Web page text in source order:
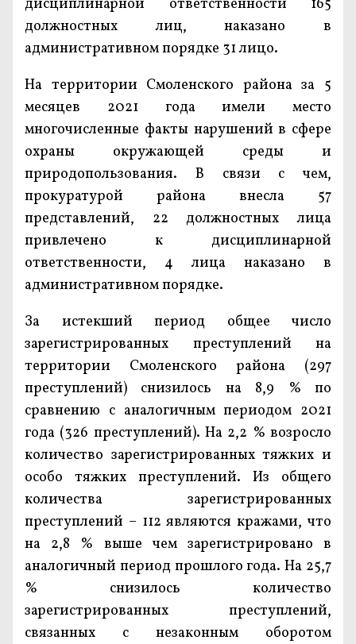
дисциплинарной ответственности 165
должностных лиц, наказано в
административном порядке 31 лицо.
На территории Смоленского района за 5
месяцев 2021 года имели место
многочисленные факты нарушений в сфере
охраны окружающей среды и
природопользования. В связи с чем,
прокуратурой района внесла 57
представлений, 22 должностных лица
привлечено к дисциплинарной
ответственности, 4 лица наказано в
административном порядке.
За истекший период общее число
зарегистрированных преступлений на
территории Смоленского района (297
преступлений) снизилось на 8,9 % по
сравнению с аналогичным периодом 2021
года (326 преступлений). На 2,2 % возросло
количество зарегистрированных тяжких и
особо тяжких преступлений. Из общего
количества зарегистрированных
преступлений – 112 являются кражами, что
на 2,8 % выше чем зарегистрировано в
аналогичный период прошлого года. На 25,7
% снизилось количество
зарегистрированных преступлений,
связанных с незаконным оборотом